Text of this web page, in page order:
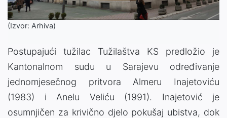
(Izvor: Arhiva)
Postupajući tužilac Tužilaštva KS predložio je
Kantonalnom sudu u Sarajevu određivanje
jednomjesečnog pritvora Almeru Inajetoviću
(1983) i Anelu Veliću (1991). Inajetović je
osumnjičen za krivično djelo pokušaj ubistva, dok